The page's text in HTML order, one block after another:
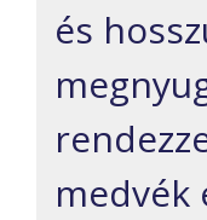
és
medvék